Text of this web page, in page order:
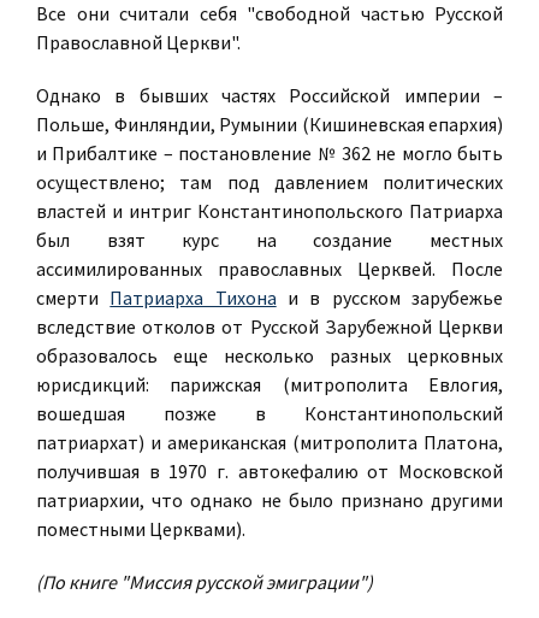
Все они считали себя "свободной частью Русской
Православной Церкви".
Однако в бывших частях Российской империи –
Польше, Финляндии, Румынии (Кишиневская епархия)
и Прибалтике – постановление № 362 не могло быть
осуществлено; там под давлением политических
властей и интриг Константинопольского Патриарха
был взят курс на создание местных
ассимилированных православных Церквей. После
смерти Патриарха Тихона и в русском зарубежье
вследствие отколов от Русской Зарубежной Церкви
образовалось еще несколько разных церковных
юрисдикций: парижская (митрополита Евлогия,
вошедшая позже в Константинопольский
патриархат) и американская (митрополита Платона,
получившая в 1970 г. автокефалию от Московской
патриархии, что однако не было признано другими
поместными Церквами).
(По книге "Миссия русской эмиграции")